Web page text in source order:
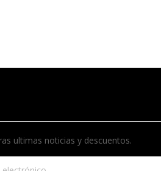
ultimas noticias y descuentos.